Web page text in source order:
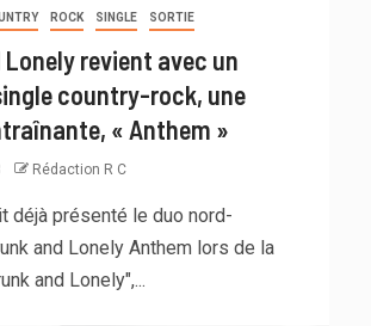
ROCK SINGLE SORTIE
Lonely revient avec un
country-rock, une
« Anthem »
Rédaction R C
déjà présenté le duo nord-
and Lonely Anthem lors de la
and Lonely",...